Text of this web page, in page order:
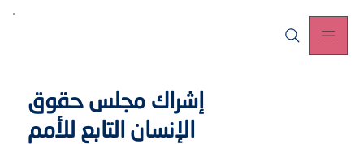
إشراك مجلس حقوق
الإنسان التابع للأمم